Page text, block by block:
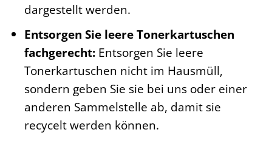
dargestellt werden.
Entsorgen Sie leere Tonerkartuschen
fachgerecht:Entsorgen Sie leere
Tonerkartuschen nicht im Hausmüll,
sondern geben Sie sie bei uns oder einer
anderen Sammelstelle ab, damit sie
recycelt werden können.